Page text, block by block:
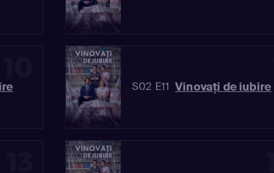
S02 E11 Vinovaţi de iubire